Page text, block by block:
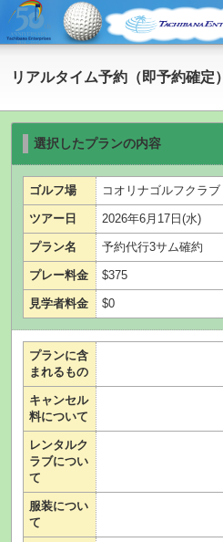
リアルタイム予約（即予約確定）
選択したプランの内容
ゴルフ場 コオリナゴルフクラブ
ツアー日 2026年6月17日(水)
プラン名 予約代行3サム確約
プレー料金 $375
見学者料金 $0
プランに含
まれるもの
キャンセル
料について
レンタルク
ラブについ
て
服装につい
て